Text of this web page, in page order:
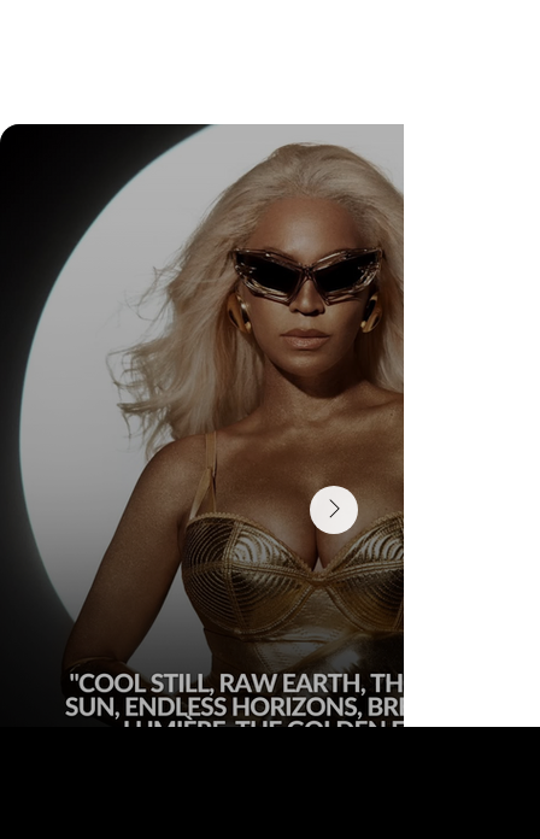
Menos filtros, mais verdade: a mudança de
estratégia que aproximou Lucas o Faxineiro do
público